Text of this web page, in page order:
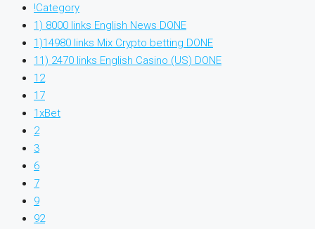
!Category
1) 8000 links English News DONE
1)14980 links Mix Crypto betting DONE
11) 2470 links English Casino (US) DONE
12
17
1xBet
2
3
6
7
9
92